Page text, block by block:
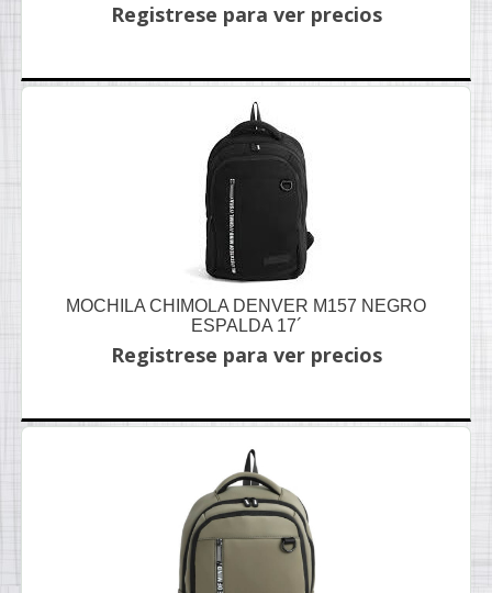
Registrese para ver precios
MOCHILA CHIMOLA DENVER M157 NEGRO
ESPALDA 17´
Registrese para ver precios